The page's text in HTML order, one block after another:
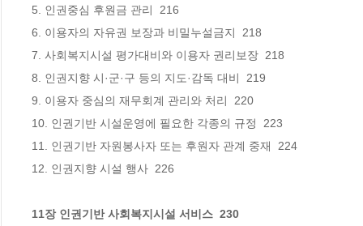
5. 인권중심 후원금 관리  216
6. 이용자의 자유권 보장과 비밀누설금지  218
7. 사회복지시설 평가대비와 이용자 권리보장  218
8. 인권지향 시·군·구 등의 지도·감독 대비  219
9. 이용자 중심의 재무회계 관리와 처리  220
10. 인권기반 시설운영에 필요한 각종의 규정  223
11. 인권기반 자원봉사자 또는 후원자 관계 중재  224
11장 인권기반 사회복지시설 서비스  230